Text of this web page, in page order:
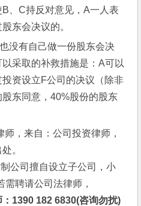
、C持反对意见，A一人表
东会决议的。
没有自己做一份股东会决
采取的补救措施是：A可以
资设立F公司的决议（除非
东同意，40%股份的股东
，来自：公司投资律师，
。
公司擅自设立子公司，小
需聘请公司法律师，
1390 182 6830(咨询勿扰)